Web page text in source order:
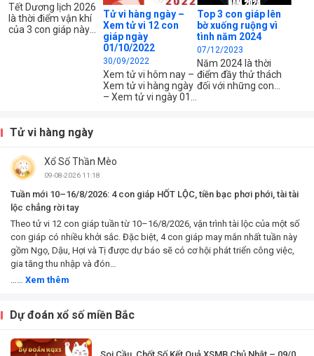
Tết Dương lịch 2026
là thời điểm vận khí
của 3 con giáp này
Tử vi hàng ngày –
Xem tử vi 12 con
giáp ngày
01/10/2022
30/09/2022
Xem tử vi hôm nay –
Xem tử vi hàng ngày
– Xem tử vi ngày 01
Tị, Ngọ, Mùi, Thân,
công việc, tài chính
và...
Top 3 con giáp lên
bờ xuống ruộng vì
tình năm 2024
07/12/2023
Năm 2024 là thời
điểm đầy thử thách
đối với những con
Tử vi hàng ngày
Xổ Số Thần Mèo
09-08-2026 11:18
Tuần mới 10–16/8/2026: 4 con giáp HỐT LỘC, tiền bạc phơi phới, tài tài
lộc chẳng rời tay
Theo tử vi 12 con giáp tuần từ 10–16/8/2026, vận trình tài lộc của một số
con giáp có nhiều khởi sắc. Đặc biệt, 4 con giáp may mắn nhất tuần này
gồm Ngọ, Dậu, Hợi và Tị được dự báo sẽ có cơ hội phát triển công việc,
gia tăng thu nhập và đón…
Xem thêm
Dự đoán xổ số miền Bắc